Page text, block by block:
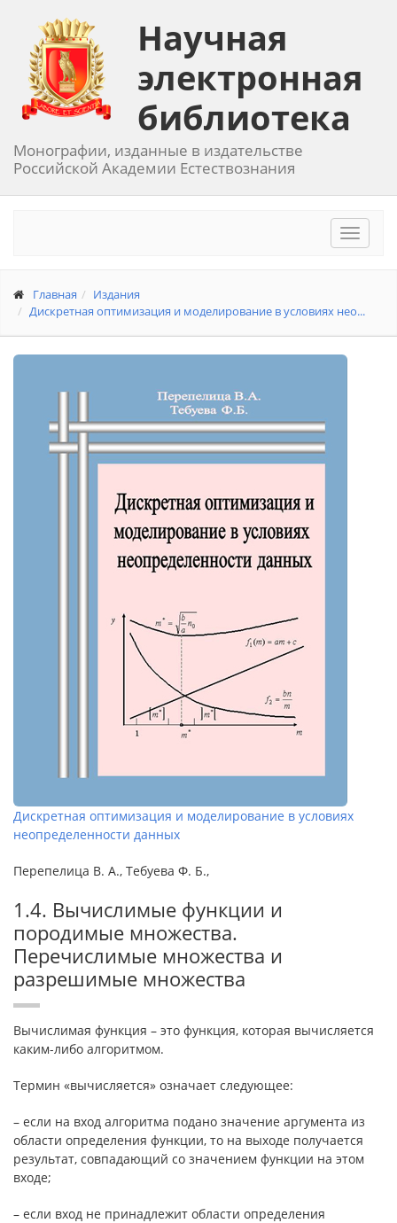
Научная
электронная
библиотека
Монографии, изданные в издательстве
Российской Академии Естествознания
Toggle
Главная
Издания
Дискретная оптимизация и моделирование в условиях нео...
Дискретная оптимизация и моделирование в условиях
неопределенности данных
Перепелица В. А., Тебуева Ф. Б.,
1.4. Вычислимые функции и
породимые множества.
Перечислимые множества и
разрешимые множества
Вычислимая функция – это функция, которая вычисляется
каким-либо алгоритмом.
Термин «вычисляется» означает следующее:
– если на вход алгоритма подано значение аргумента из
области определения функции, то на выходе получается
результат, совпадающий со значением функции на этом
входе;
– если вход не принадлежит области определения